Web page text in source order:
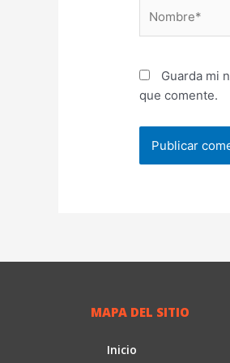
Guarda mi
que comente.
MAPA DEL SITIO
Inicio